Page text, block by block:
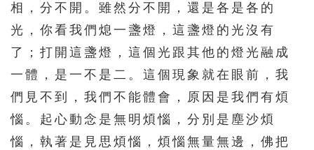
相，分不開。雖然分不開，還是各是各的
光，你看我們熄一盞燈，這盞燈的光沒有
了；打開這盞燈，這個光跟其他的燈光融成
一體，是一不是二。這個現象就在眼前，我
們見不到，我們不能體會，原因是我們有煩
惱。起心動念是無明煩惱，分別是塵沙煩
惱，執著是見思煩惱，煩惱無量無邊，佛把